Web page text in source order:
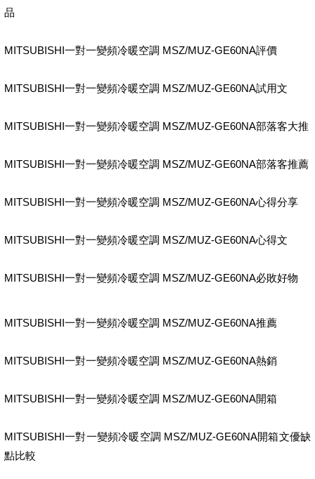
品
MITSUBISHI一對一變頻冷暖空調 MSZ/MUZ-GE60NA評價
MITSUBISHI一對一變頻冷暖空調 MSZ/MUZ-GE60NA試用文
MITSUBISHI一對一變頻冷暖空調 MSZ/MUZ-GE60NA部落客大推
MITSUBISHI一對一變頻冷暖空調 MSZ/MUZ-GE60NA部落客推薦
MITSUBISHI一對一變頻冷暖空調 MSZ/MUZ-GE60NA心得分享
MITSUBISHI一對一變頻冷暖空調 MSZ/MUZ-GE60NA心得文
MITSUBISHI一對一變頻冷暖空調 MSZ/MUZ-GE60NA必敗好物
MITSUBISHI一對一變頻冷暖空調 MSZ/MUZ-GE60NA推薦
MITSUBISHI一對一變頻冷暖空調 MSZ/MUZ-GE60NA熱銷
MITSUBISHI一對一變頻冷暖空調 MSZ/MUZ-GE60NA開箱
MITSUBISHI一對一變頻冷暖空調 MSZ/MUZ-GE60NA開箱文優缺
點比較